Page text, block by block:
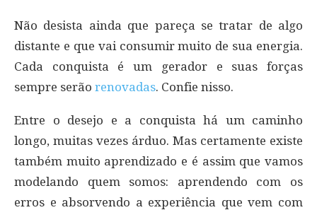
Não desista ainda que pareça se tratar de algo
distante e que vai consumir muito de sua energia.
Cada conquista é um gerador e suas forças
sempre serão renovadas. Confie nisso.
Entre o desejo e a conquista há um caminho
longo, muitas vezes árduo. Mas certamente existe
também muito aprendizado e é assim que vamos
modelando quem somos: aprendendo com os
erros e absorvendo a experiência que vem com